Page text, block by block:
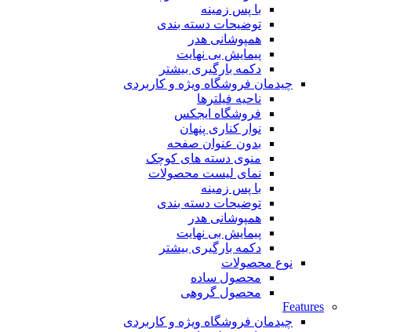
با پس زمینه
توضیحات دسته بندی
همپوشانی هدر
پیمایش بی نهایت
دکمه بارگیری بیشتر
چیدمان فروشگاه ویژه و کاربردی
ناحیه فیلترها
فروشگاه ایجکس
نوار کناری پنهان
بدون عنوان صفحه
منوی دسته های کوچک
نمای لیست محصولات
با پس زمینه
توضیحات دسته بندی
همپوشانی هدر
پیمایش بی نهایت
دکمه بارگیری بیشتر
نوع محصولات
محصول ساده
محصول گروهی
Features
چیدمان فروشگاه ویژه و کاربردی